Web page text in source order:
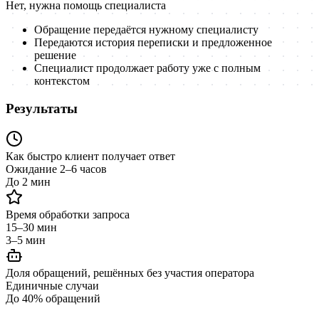
Нет, нужна помощь специалиста
Обращение передаётся нужному специалисту
Передаются история переписки и предложенное
решение
Специалист продолжает работу уже с полным
контекстом
Результаты
Как быстро клиент получает ответ
Ожидание 2–6 часов
До 2 мин
Время обработки запроса
15–30 мин
3–5 мин
Доля обращений, решённых без участия оператора
Единичные случаи
До 40% обращений